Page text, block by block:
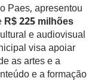
Paes, apresentou
R$ 225 milhões
e audiovisual
visa apoiar
as artes e a
e a formação